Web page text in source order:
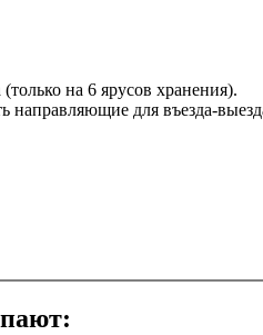
на 6 ярусов хранения).
направляющие для въезда-